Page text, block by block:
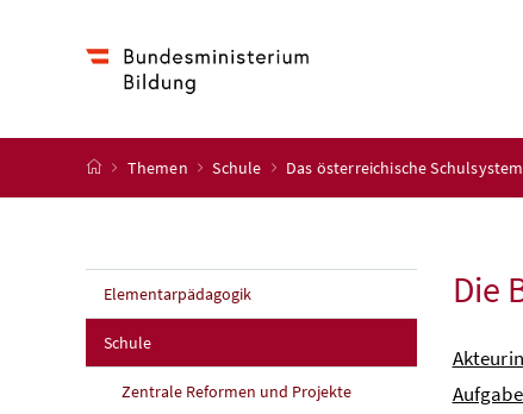
Startseite
Themen Schule Das österreichische Schulsystem
Elementarpädagogik
Schule
Zentrale Reformen und Projekte
Die